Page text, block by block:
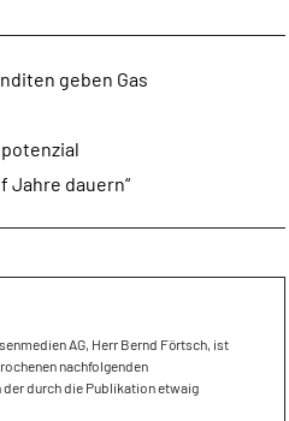
geben Gas
Jahre dauern“
AG, Herr Bernd Förtsch, ist
nachfolgenden
der durch die Publikation etwaig